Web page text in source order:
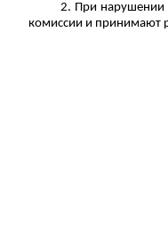
2. При нарушении
комиссии и принимают